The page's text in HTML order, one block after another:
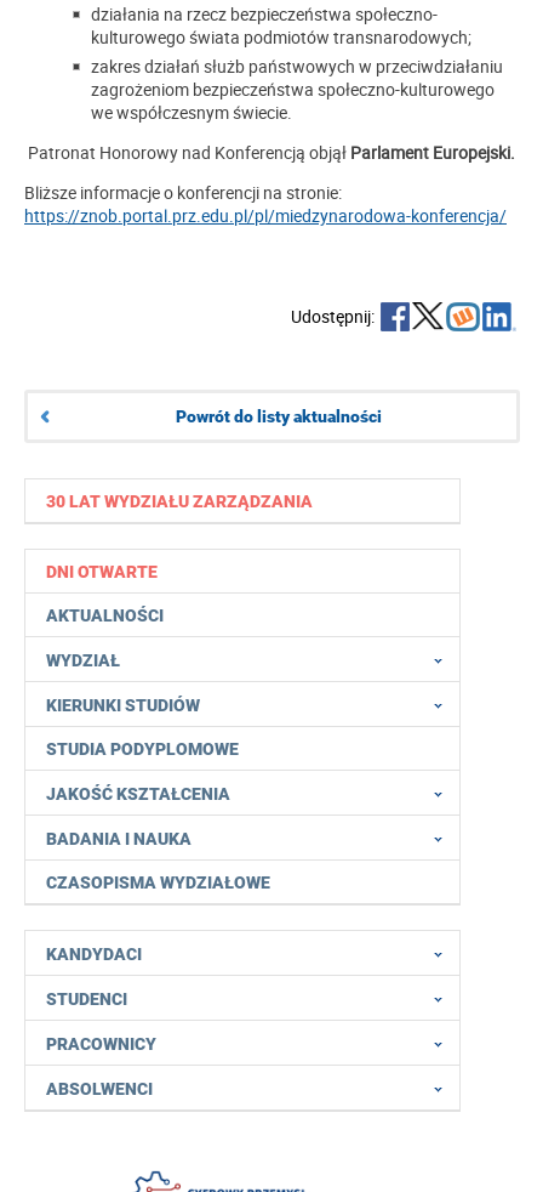
30 LAT WYDZIAŁU ZARZĄDZANIA
DNI OTWARTE
AKTUALNOŚCI
WYDZIAŁ
KIERUNKI STUDIÓW
STUDIA PODYPLOMOWE
JAKOŚĆ KSZTAŁCENIA
BADANIA I NAUKA
CZASOPISMA WYDZIAŁOWE
KANDYDACI
STUDENCI
PRACOWNICY
ABSOLWENCI
działania na rzecz bezpieczeństwa społeczno-
kulturowego świata podmiotów transnarodowych;
zakres działań służb państwowych w przeciwdziałaniu
zagrożeniom bezpieczeństwa społeczno-kulturowego
we współczesnym świecie.
Patronat Honorowy nad Konferencją objął Parlament Europejski.
Bliższe informacje o konferencji na stronie:
https://znob.portal.prz.edu.pl/pl/miedzynarodowa-konferencja/
Udostępnij:
Powrót do listy aktualności